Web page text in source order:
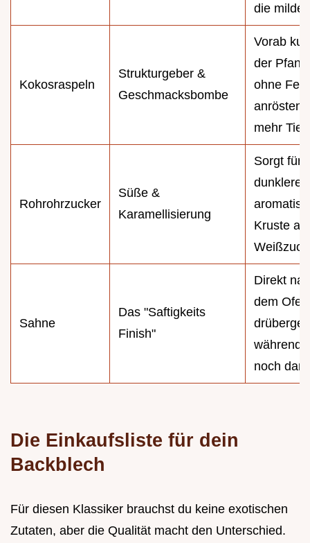
die milde.
Kokosraspeln
Strukturgeber &
Geschmacksbombe
Vorab
der
ohne Fett
anrösten
mehr
Rohrohrzucker
Süße &
Karamellisierung
Sorgt für
dunklere,
Kruste als
Sahne
Das "Saftigkeits
Finish"
Direkt
dem Ofen
während
noch
Die Einkaufsliste für dein
Backblech
Für diesen Klassiker brauchst du keine exotischen
Zutaten, aber die Qualität macht den Unterschied.